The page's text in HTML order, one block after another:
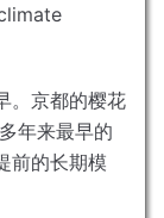
京都的樱花
年来最早的
前的长期模